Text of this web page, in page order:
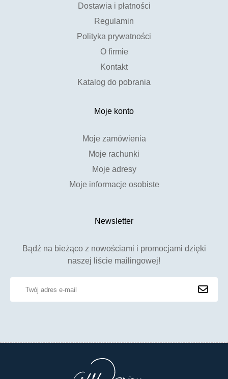
Dostawia i płatności
Regulamin
Polityka prywatności
O firmie
Kontakt
Katalog do pobrania
Moje konto
Moje zamówienia
Moje rachunki
Moje adresy
Moje informacje osobiste
Newsletter
Bądź na bieżąco z nowościami i promocjami dzięki
naszej liście mailingowej!